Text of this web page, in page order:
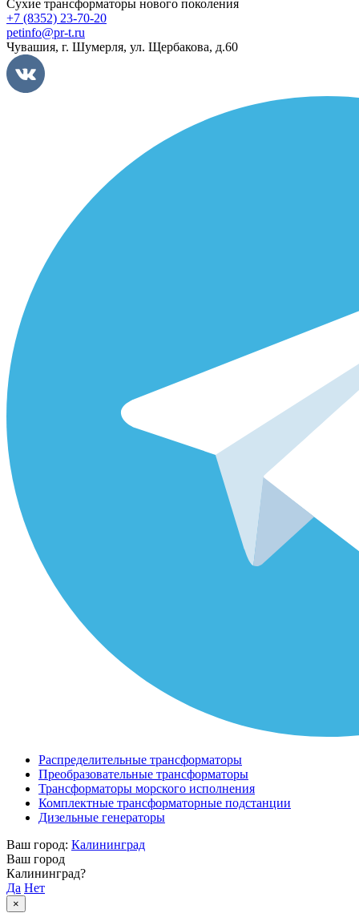
Сухие трансформаторы нового поколения
+7 (8352) 23-70-20
petinfo@pr-t.ru
Чувашия, г. Шумерля, ул. Щербакова, д.60
Распределительные трансформаторы
Преобразовательные трансформаторы
Трансформаторы морского исполнения
Комплектные трансформаторные подстанции
Дизельные генераторы
Ваш город: Калининград
Ваш город
Калининград?
Да Нет
×